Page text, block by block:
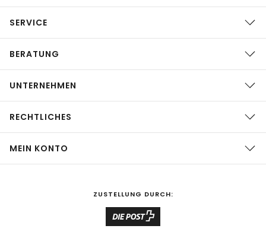
SERVICE
BERATUNG
UNTERNEHMEN
RECHTLICHES
MEIN KONTO
ZUSTELLUNG DURCH: